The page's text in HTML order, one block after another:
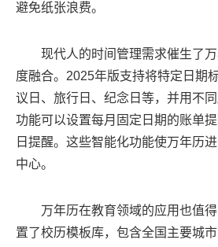
避免纸张浪费。
现代人的时间管理需求催生了
度融合。2025年版支持将特定日期
议日、旅行日、纪念日等，并用不
功能可以设置每月固定日期的账单
日提醒。这些智能化功能使万年历
中心。
万年历在教育领域的应用也值
置了校历模板库，包含全国主要城